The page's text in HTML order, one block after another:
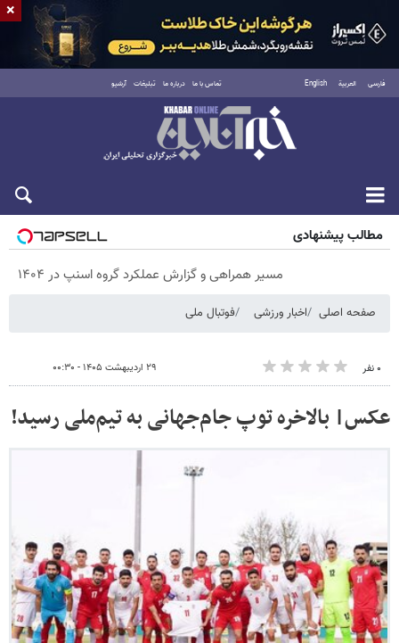
فارسی العربية English تماس با ما درباره ما تبلیغات آرشیو
پنجشنبه ۱۵ مرداد ۱۴۰۵
مطالب پیشنهادی
مسیر همراهی و گزارش عملکرد گروه اسنپ در ۱۴۰۴
صفحه اصلی اخبار ورزشی فوتبال ملی
۰ نفر ۲۹ اردیبهشت ۱۴۰۵ - ۰۰:۳۰
عکس| بالاخره توپ جام‌جهانی به تیم‌ملی رسید!
×